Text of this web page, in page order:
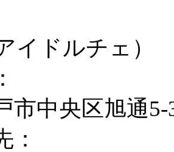
イドルチェ）
市中央区旭通
：